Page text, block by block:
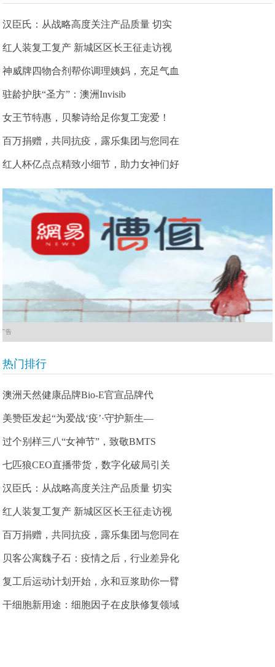
汉臣氏：从战略高度关注产品质量 切实
红人装复工复产 新城区区长王征走访视
神威牌四物合剂帮你调理姨妈，充足气血
驻龄护肤“圣方”：澳洲Invisib
女王节特惠，贝黎诗给足你复工宠爱！
百万捐赠，共同抗疫，露乐集团与您同在
红人杯亿点点精致小细节，助力女神们好
广告
热门排行
澳洲天然健康品牌Bio-E官宣品牌代
美赞臣发起“为爱战‘疫’·守护新生—
过个别样三八“女神节”，致敬BMTS
七匹狼CEO直播带货，数字化破局引关
汉臣氏：从战略高度关注产品质量 切实
红人装复工复产 新城区区长王征走访视
百万捐赠，共同抗疫，露乐集团与您同在
贝客公寓魏子石：疫情之后，行业差异化
复工后运动计划开始，永和豆浆助你一臂
干细胞新用途：细胞因子在皮肤修复领域